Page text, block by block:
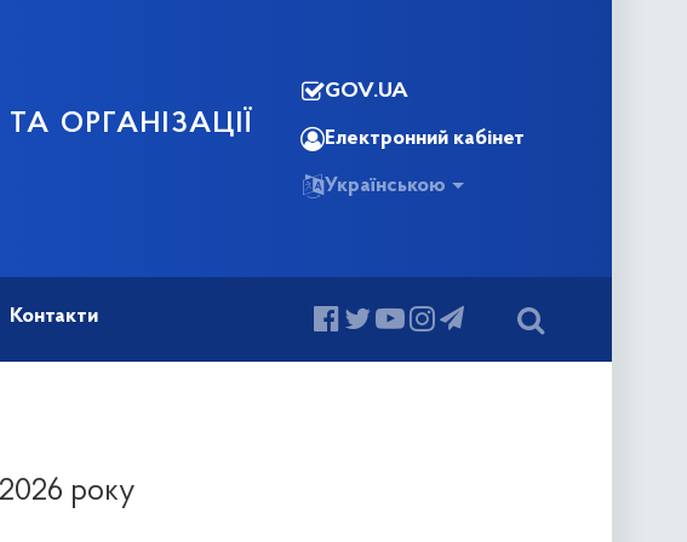
ОРГАНІЗАЦІЇ
GOV.UA
Електронний кабінет
Українською
Контакти
2026 року